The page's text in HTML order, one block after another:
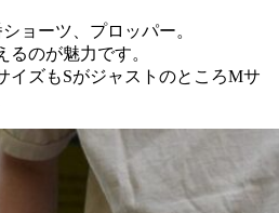
ョーツ、プロッパー。
のが魅力です。
イズもSがジャストのところMサ